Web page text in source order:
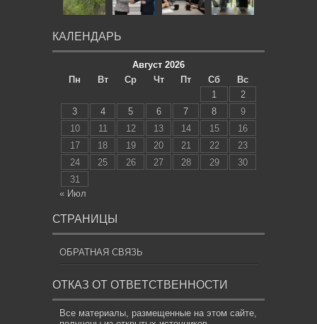
КАЛЕНДАРЬ
Август 2026
Пн
Вт Ср Чт Пт Сб
Вс
1
2
3
4 5 6 7 8
9
10
11 12 13 14 15
16
17
18 19 20 21 22
23
24
25 26 27 28 29
30
31
« Июл
СТРАНИЦЫ
ОБРАТНАЯ СВЯЗЬ
ОТКАЗ ОТ ОТВЕТСТВЕННОСТИ
Все материалы, размещенные на этом сайте,